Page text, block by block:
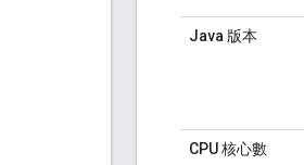
Java 版本
CPU 核心數